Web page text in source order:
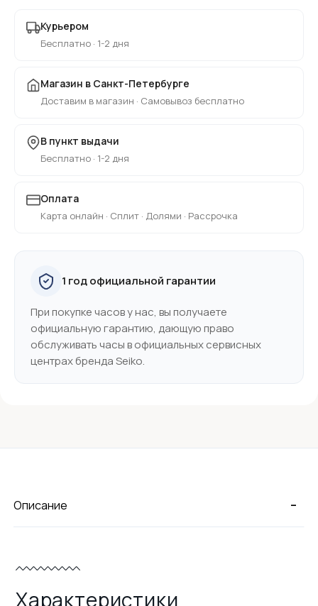
Курьером
Бесплатно · 1-2 дня
Магазин в Санкт-Петербурге
Доставим в магазин · Самовывоз бесплатно
В пункт выдачи
Бесплатно · 1-2 дня
Оплата
Карта онлайн · Сплит · Долями · Рассрочка
1 год официальной гарантии
При покупке часов у нас, вы получаете
официальную гарантию, дающую право
обслуживать часы в официальных сервисных
центрах бренда Seiko.
-
Описание
Характеристики